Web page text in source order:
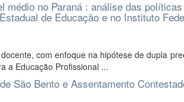
médio no Paraná : análise das
de Educação e no Instituto
com enfoque na hipótese de dupla
a Educação Profissional ...
São Bento e Assentamento